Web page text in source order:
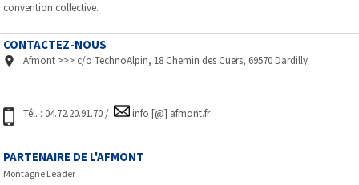
convention collective.
CONTACTEZ-NOUS
Afmont >>> c/o TechnoAlpin, 18 Chemin des Cuers, 69570 Dardilly
Tél. : 04.72.20.91.70 / info [@] afmont.fr
PARTENAIRE DE L'AFMONT
Montagne Leader